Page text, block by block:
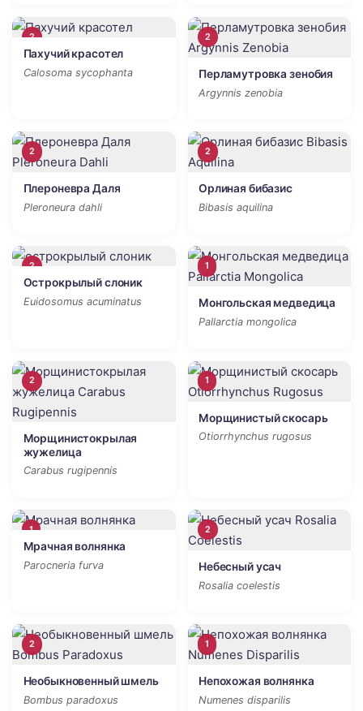
2
Пахучий красотел
Calosoma sycophanta
2
Перламутровка зенобия
Argynnis zenobia
2
Плероневра Даля
Pleroneura dahli
2
Орлиная бибазис
Bibasis aquilina
2
Острокрылый слоник
Euidosomus acuminatus
1
Монгольская медведица
Pallarctia mongolica
2
Морщинистокрылая
жужелица
Carabus rugipennis
1
Морщинистый скосарь
Otiorrhynchus rugosus
1
Мрачная волнянка
Parocneria furva
2
Небесный усач
Rosalia coelestis
2
Необыкновенный шмель
Bombus paradoxus
1
Непохожая волнянка
Numenes disparilis